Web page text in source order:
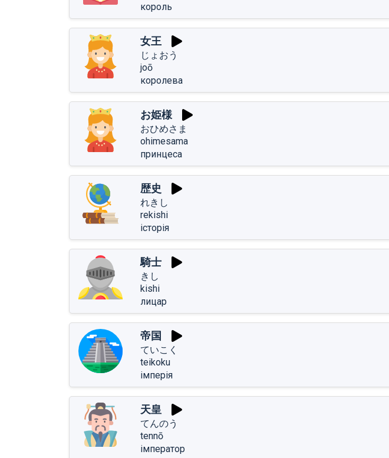
король
女王
じょおう
joō
королева
お姫様
おひめさま
ohimesama
принцеса
歴史
れきし
rekishi
історія
騎士
きし
kishi
лицар
帝国
ていこく
teikoku
імперія
天皇
てんのう
tennō
імператор